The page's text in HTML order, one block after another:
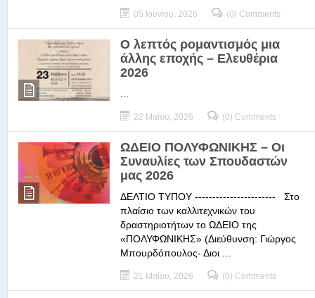
05 Ιουνίου, 2026 (0) Comments
Ο λεπτός ρομαντισμός μια
άλλης εποχής – Ελευθέρια
2026
22 Μαΐου, 2026 (0) Comments
ΩΔΕΙΟ ΠΟΛΥΦΩΝΙΚΗΣ – Οι
Συναυλίες των Σπουδαστών
μας 2026
ΔΕΛΤΙΟ ΤΥΠΟΥ ----------------------- Στο
πλαίσιο των καλλιτεχνικών του
δραστηριοτήτων το ΩΔΕΙΟ της
«ΠΟΛΥΦΩΝΙΚΗΣ» (Διεύθυνση: Γιώργος
Μπουρδόπουλος- Διοι ...
21 Μαΐου, 2026 (0) Comments